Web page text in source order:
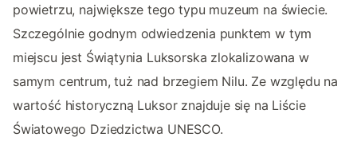
powietrzu, największe tego typu muzeum na świecie.
Szczególnie godnym odwiedzenia punktem w tym
miejscu jest Świątynia Luksorska zlokalizowana w
samym centrum, tuż nad brzegiem Nilu. Ze względu na
wartość historyczną Luksor znajduje się na Liście
Światowego Dziedzictwa UNESCO.